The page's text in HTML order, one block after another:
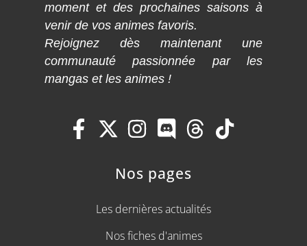
moment et des prochaines saisons à
venir de vos animes favoris.
Rejoignez dès maintenant une
communauté passionnée par les
mangas et les animes !
Nos pages
Les dernières actualités
Nos fiches d'animes